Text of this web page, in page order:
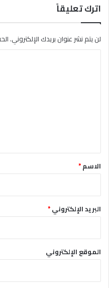
اترك تعليقاً
لن يتم نشر عنوان بريدك الإلكتروني.
*الاسم*
البريد الإلكتروني*
الموقع الإلكتروني